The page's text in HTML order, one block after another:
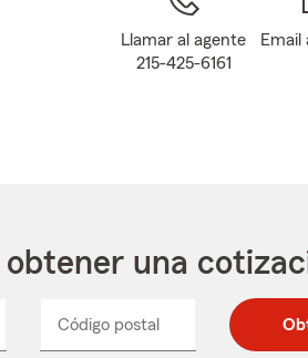
Llamar al agente
215-425-6161
Email
una
Código postal
_____